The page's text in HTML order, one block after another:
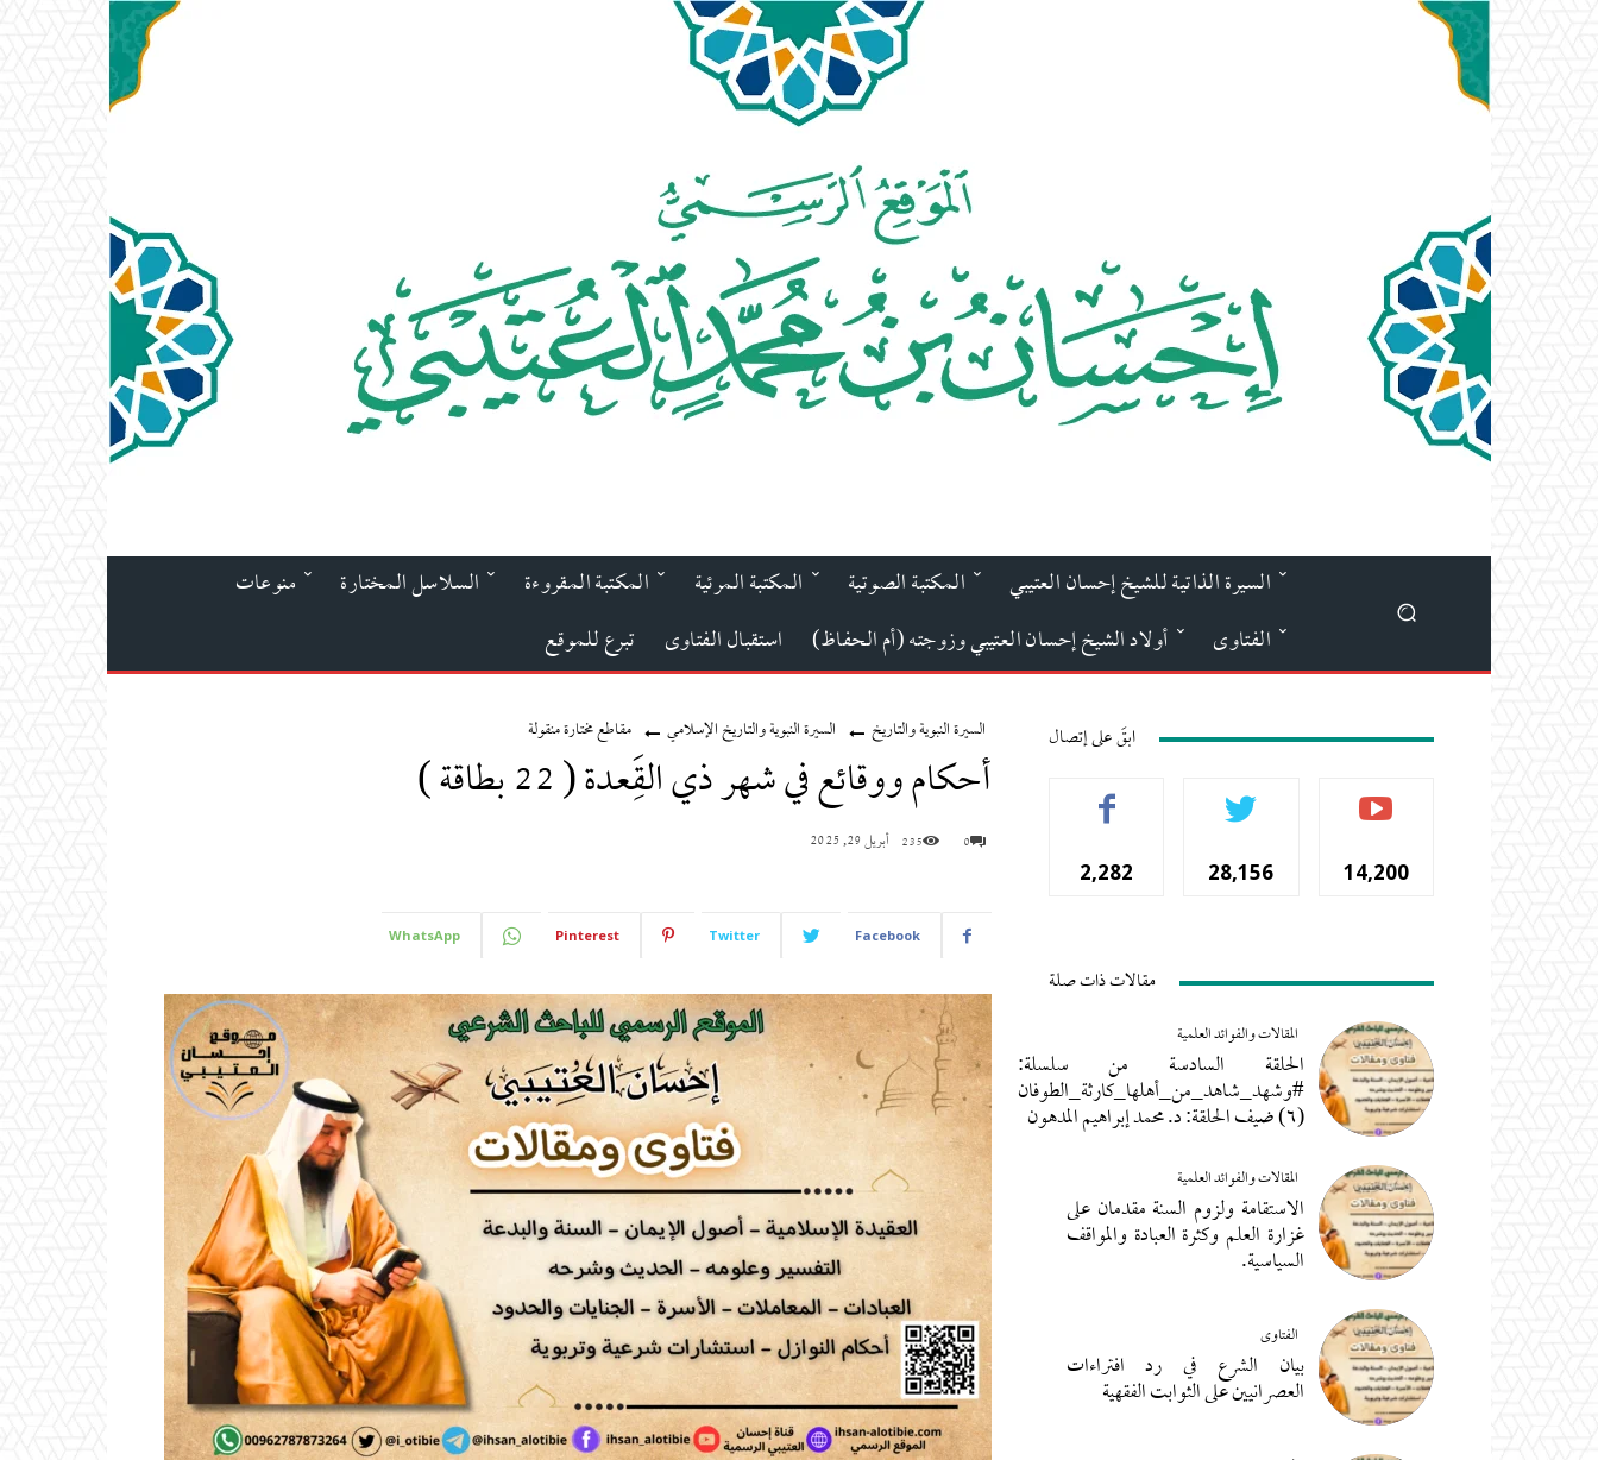
السيرة الذاتية للشيخ إحسان العتيبي المكتبة الصوتية المكتبة المرئية المكتبة المقروءة السلاسل المختارة
منوعات
الفتاوى
أولاد الشيخ إحسان العتيبي وزوجته (أم الحفاظ) استقبال الفتاوى تبرع للموقع
السيرة النبوية والتاريخ السيرة النبوية والتاريخ الإسلامي مقاطع مختارة منقولة
أحكام ووقائع في شهر ذي القَِعدة ( 22 بطاقة )
أبريل 29, 2025 0
235
Facebook
Twitter
Pinterest
WhatsApp
ابقَ على إتصال
2,282 28,156 14,200
مقالات ذات صلة
المقالات والفوائد العلمية
الحلقة السادسة من سلسلة:
#وشهد_شاهد_من_أهلها_كارثة_الطوفان
(٦) ضيف الحلقة: د. محمد إبراهيم المدهون
المقالات والفوائد العلمية
الاستقامة ولزوم السنة مقدمان على
غزارة العلم وكثرة العبادة والمواقف
السياسية.
الفتاوى
بيان الشرع في رد افتراءات
العصرانيين على الثوابت الفقهية